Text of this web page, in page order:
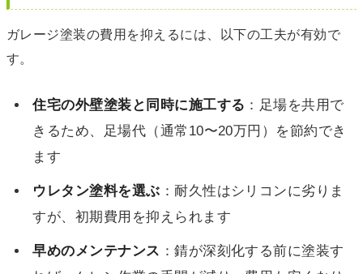
ガレージ塗装の費用を抑えるには、以下の工夫が有効で
す。
住宅の外壁塗装と同時に施工する ：足場を共用で
きるため、足場代（通常10〜20万円）を節約でき
ます
ウレタン塗料を選ぶ ：耐久性はシリコンに劣りま
すが、初期費用を抑えられます
早めのメンテナンス ：錆が深刻化する前に塗装す